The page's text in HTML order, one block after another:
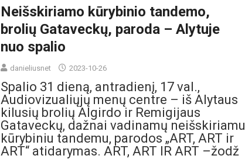
Neišskiriamo kūrybinio tandemo,
brolių Gataveckų, paroda – Alytuje
nuo spalio
danieliusnet 2023-10-26
Spalio 31 dieną, antradienį, 17 val.,
Audiovizualiųjų menų centre – iš Alytaus
kilusių brolių Algirdo ir Remigijaus
Gataveckų, dažnai vadinamų neišskiriamu
kūrybiniu tandemu, parodos „ART, ART ir
ART“ atidarymas. ART, ART IR ART –žodž